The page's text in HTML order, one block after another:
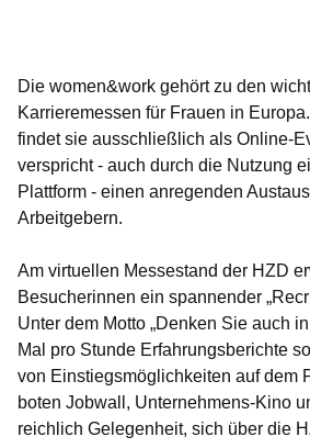
Die women&work gehört zu den
Karrieremessen für Frauen in
findet sie ausschließlich als Online-
verspricht - auch durch die Nutzung
Plattform - einen anregenden
Arbeitgebern.
Am virtuellen Messestand der HZD
Besucherinnen ein spannender
Unter dem Motto „Denken Sie auch
Mal pro Stunde Erfahrungsberichte
von Einstiegsmöglichkeiten auf dem
boten Jobwall, Unternehmens-Kino
reichlich Gelegenheit, sich über die